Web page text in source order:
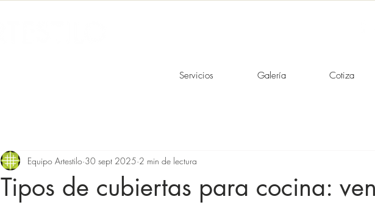
Servicios Galería Cotiza
Tipos de cubiertas para cocina:
Equipo Artestilo 30 sept 2025 2 min de lectura